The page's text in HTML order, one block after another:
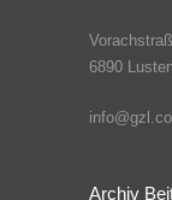
6890
Archiv